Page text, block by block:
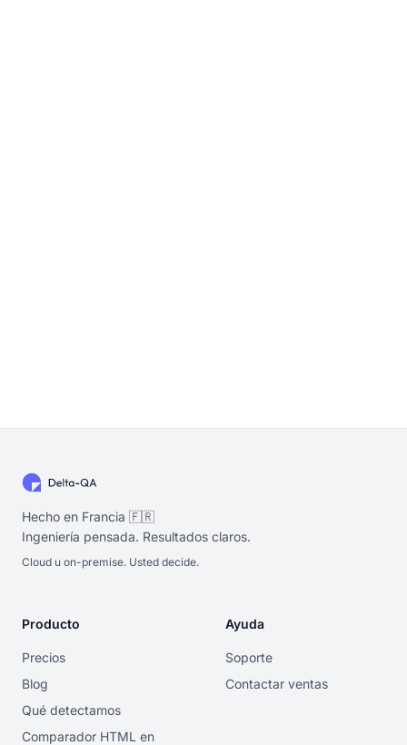
Hecho en Francia 🇫🇷
Ingeniería pensada. Resultados claros.
Cloud u on-premise. Usted decide.
Producto
Precios
Blog
Qué detectamos
Comparador HTML en
Ayuda
Soporte
Contactar ventas